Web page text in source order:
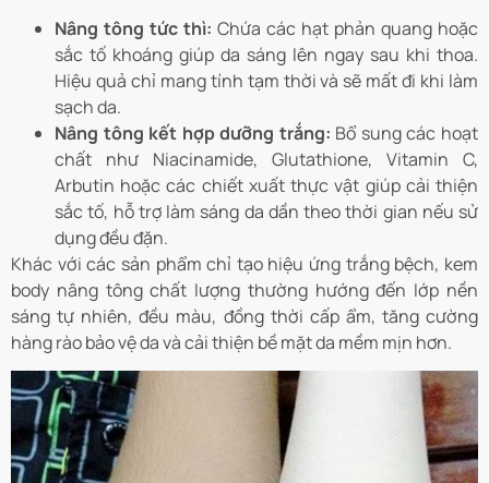
Nâng tông tức thì: Chứa các hạt phản quang hoặc
sắc tố khoáng giúp da sáng lên ngay sau khi thoa.
Hiệu quả chỉ mang tính tạm thời và sẽ mất đi khi làm
sạch da.
Nâng tông kết hợp dưỡng trắng: Bổ sung các hoạt
chất như Niacinamide, Glutathione, Vitamin C,
Arbutin hoặc các chiết xuất thực vật giúp cải thiện
sắc tố, hỗ trợ làm sáng da dần theo thời gian nếu sử
dụng đều đặn.
Khác với các sản phẩm chỉ tạo hiệu ứng trắng bệch, kem
body nâng tông chất lượng thường hướng đến lớp nền
sáng tự nhiên, đều màu, đồng thời cấp ẩm, tăng cường
hàng rào bảo vệ da và cải thiện bề mặt da mềm mịn hơn.